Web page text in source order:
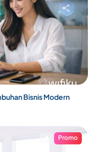
Bisnis Modern
Promo